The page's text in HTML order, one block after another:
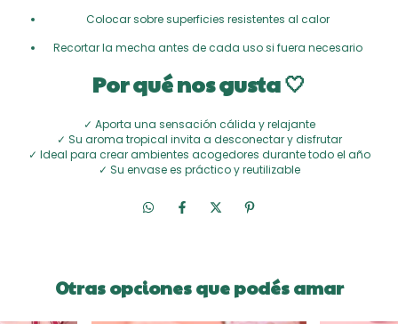
Colocar sobre superficies resistentes al calor
Recortar la mecha antes de cada uso si fuera necesario
Por qué nos gusta 🤍
✓ Aporta una sensación cálida y relajante
✓ Su aroma tropical invita a desconectar y disfrutar
✓ Ideal para crear ambientes acogedores durante todo el año
✓ Su envase es práctico y reutilizable
Otras opciones que podés amar